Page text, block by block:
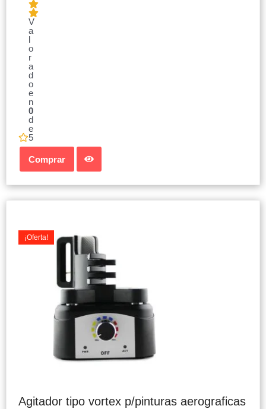
V
a
l
o
r
a
d
o
e
n
0
d
e
5
Comprar
¡Oferta!
Agitador tipo vortex p/pinturas aerograficas
$69.990.$59.900.